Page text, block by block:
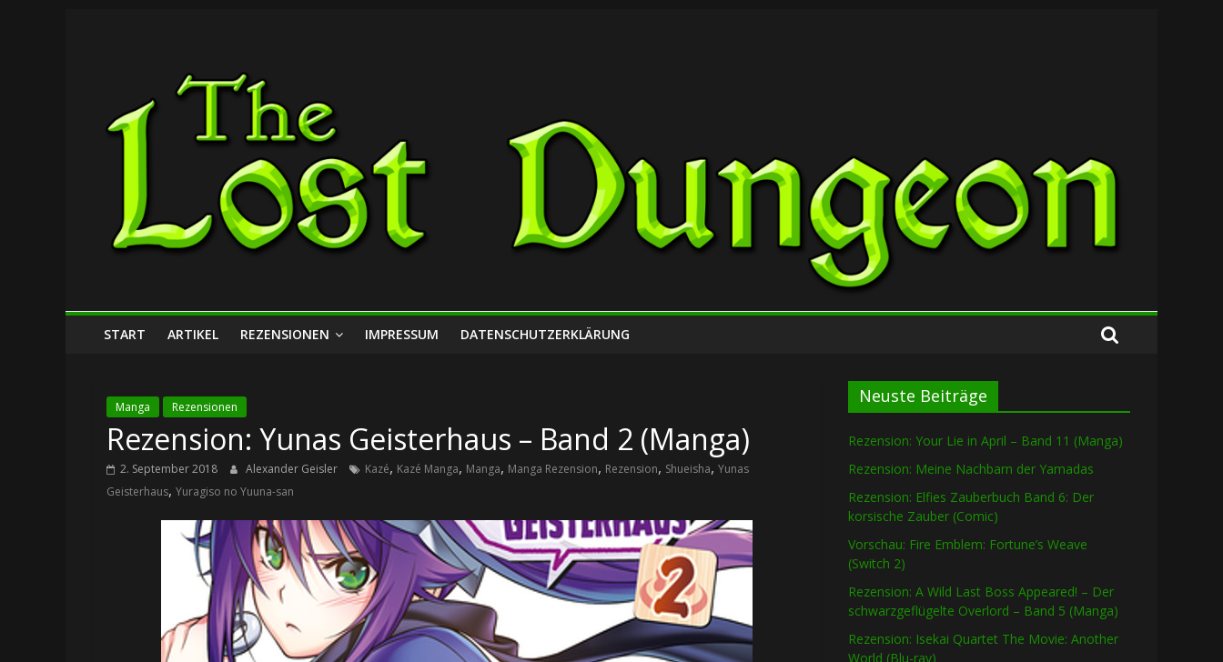
Lost
Dungeon
START ARTIKEL REZENSIONEN IMPRESSUM DATENSCHUTZERKLÄRUNG
Manga Rezensionen
Rezension: Yunas Geisterhaus – Band 2 (Manga)
2. September 2018 Alexander Geisler Kazé, Kazé Manga, Manga, Manga Rezension, Rezension, Shueisha, Yunas
Geisterhaus, Yuragiso no Yuuna-san
Neuste Beiträge
Rezension: Your Lie in April – Band 11 (Manga)
Rezension: Meine Nachbarn der Yamadas
Rezension: Elfies Zauberbuch Band 6: Der
korsische Zauber (Comic)
Vorschau: Fire Emblem: Fortune’s Weave
(Switch 2)
Rezension: A Wild Last Boss Appeared! – Der
schwarzgeflügelte Overlord – Band 5 (Manga)
Rezension: Isekai Quartet The Movie: Another
World (Blu-ray)